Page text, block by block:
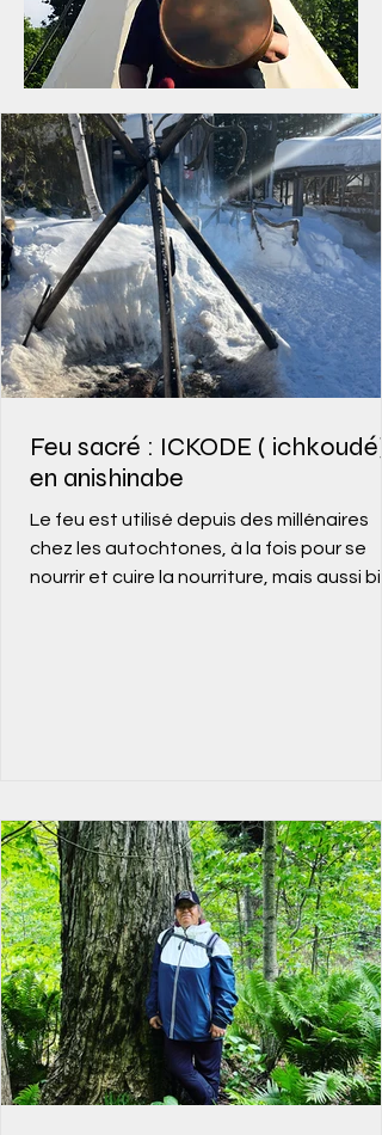
Feu sacré : ICKODE ( ichkoudé)
en anishinabe
Le feu est utilisé depuis des millénaires
chez les autochtones, à la fois pour se
nourrir et cuire la nourriture, mais aussi